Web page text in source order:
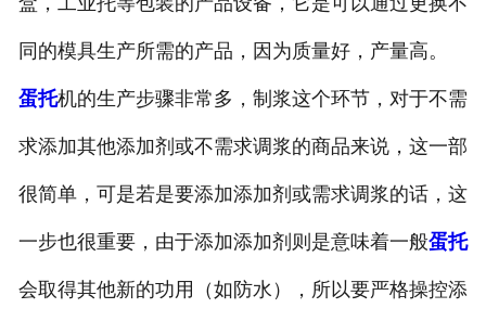
发货现场
联系我们
同的模具生产所需的产品，因为质量好，产量高。
蛋托机的生产步骤非常多，制浆这个环节，对于不需
求添加其他添加剂或不需求调浆的商品来说，这一部
很简单，可是若是要添加添加剂或需求调浆的话，这
一步也很重要，由于添加添加剂则是意味着一般蛋托
会取得其他新的功用（如防水），所以要严格操控添